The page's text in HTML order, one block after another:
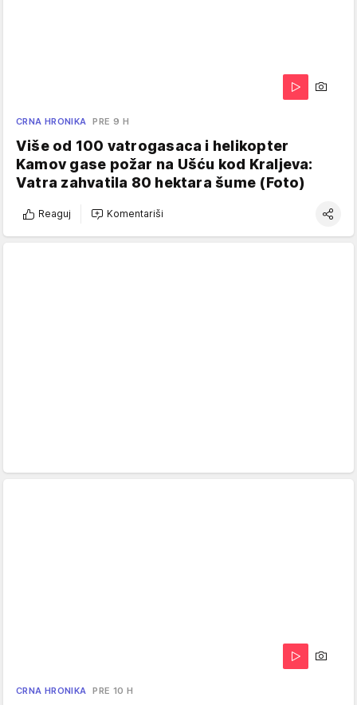
CRNA HRONIKA PRE 9 H
Više od 100 vatrogasaca i helikopter
Kamov gase požar na Ušću kod Kraljeva:
Vatra zahvatila 80 hektara šume (Foto)
Reaguj Komentariši
CRNA HRONIKA PRE 10 H